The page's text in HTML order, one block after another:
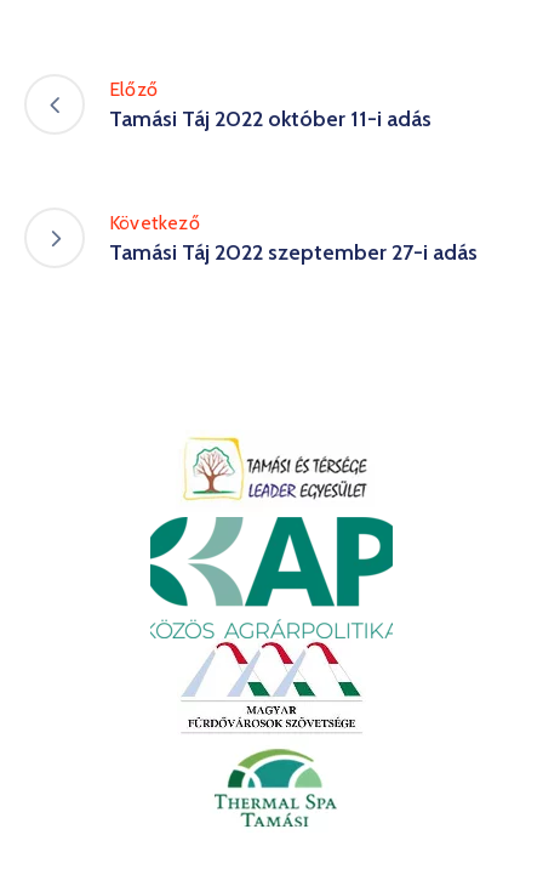
Előző
Tamási Táj 2022 október 11-i adás
Következő
Tamási Táj 2022 szeptember 27-i adás